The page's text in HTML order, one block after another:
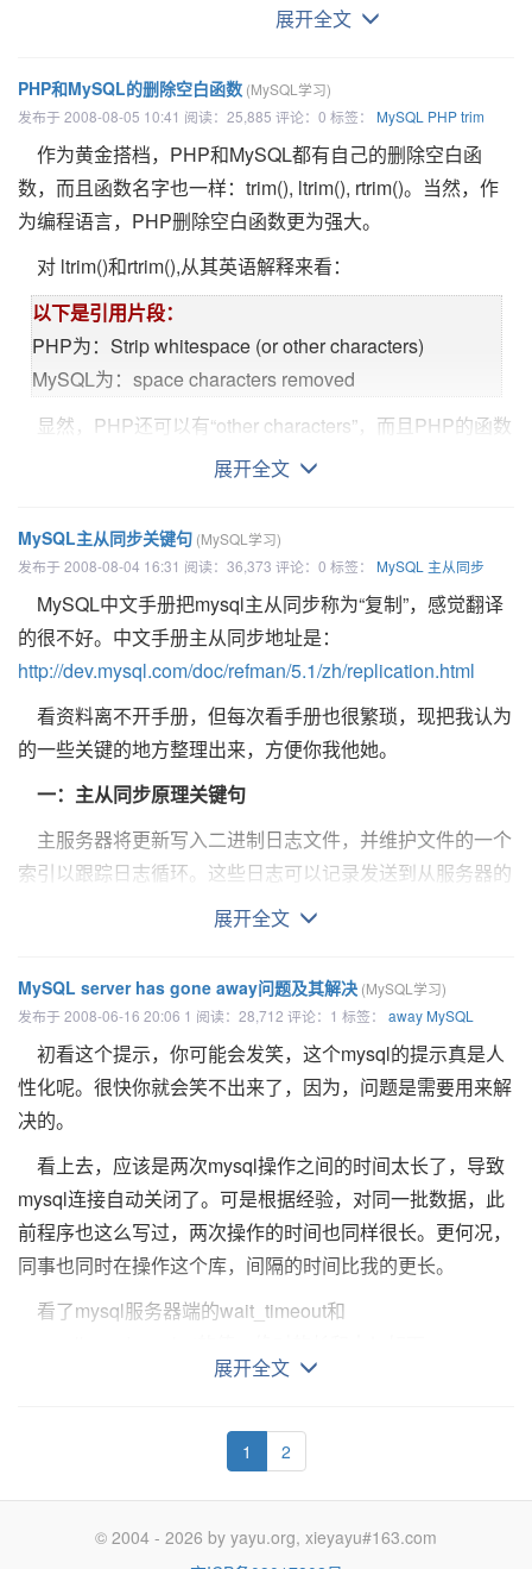
二：使用正则表达式的like子句
执行字符串表达式expr 和模式pat 的模式匹配。该模式
可以被延伸为正则表达式。正则表达式的语法在附录G：
MySQL正则表达式中有详细讨论。若expr匹配 pat，则返回
1;否则返回 。若expr或pat任意一个为NULL,
兼容性。
模式不需要为文字字符串。例如
可以被指定为一个字符
串表达式或表列。
注释：由于在字符串中，MySQL使用C转义语法(例如
使用。
以下是代码片段：
mysql>
SELECT 'Monty!' REGEXP 'm%y%%';
-> 0
mysql>SELECT 'Monty!' REGEXP '.*';
-> 1
mysql>SELECT 'new*\n*line' REGEXP 'new\\*.\\*line';
mysql>SELECT 'a' REGEXP 'A', 'a' REGEXP
mysql>SELECT 'a' REGEXP '^[a-d]';
-> 1
在确定字符类型时，REGEXP 和 RLIKE使用当前字符
集(默认为cp1252 Latin1 )。警告：这些操作符不支持多字
节字元。
三：使用函数：STRCMP
STRCMP(expr1,expr2)
若所有的字符串均相同，则返回0；若根据当前分类次
序，第一个参数小于第二个，则返回-1
mysql>SELECT STRCMP('text2', 'text');
-> 1
之后的pos位被字符串newstr取代；
C：如果因len超出余后的长度，则位置pos之后（含第pos
全被取代；
D：如果pos为负数，返回str；
E：如果len为负数，则情同len超出余后的长度，这和php
substr之类的函数不一样。
以下是代码片段：
mysql> SELECT INSERT('Quadratic', 3, 4, 'What');
-> 'QuWhattic'
mysql> SELECT INSERT('Quadratic', -1, 4, 'What');
-> 'Quadratic'
mysql> SELECT INSERT('Quadratic', 3, 100, 'What');
这个函数支持多字节字元。
3：进制转换函数
CONV(N,from_base,to_base)
不同数基间转换数字。返回值为数字的N字符串表示，由
from_base基转化为 to_base 基。如有任意一个参数为NULL
个整数或字符串。最小基数为 2 ，而最大基数则为 36。 If
是一个负数，则 N 被看作一个带符号数。否则， N 被看作无
数。 CONV() 的运行精确度为 64比特。
mysql> SELECT CONV('a',16,2);
-> '1010'
mysql> SELECT CONV('6E',18,8);
-> '172'
-> '-H'
mysql> SELECT CONV(10+'10'+'10'+0xa,10,10);
-> '40'
请看PHP的：
36 之间（包括 2 和 36）。高于十进制的数字用字母 a-z 表示
CURRENT_TIMESTAMP子句，列默认为0并自动更新。
5： 如果有一个常量值DEFAULT，该列会有一个默认值，
而且不会自动初始化为当前时间戳。如果该列还有一个ON
UPDATE CURRENT_TIMESTAMP子句，这个时间戳会自动
更新，否则该列有一个默认的常量但不会自动更新。
换句话说，你可以使用当前的时间戳去初始化值和自动更
新，或者是其中之一，也可以都不是。（比如，你在定义的时
候可以指定自动更新，但并不初始化。）下面的字段定义说明
了这些情况：
以下是代码片段：
只自动初始化:
ts TIMESTAMP DEFAULT CURRENT_TIMESTAMP
只自动更新
ts TIMESTAMP DEFAULT 0 ON UPDATE
CURRENT_TIMESTAMP
只是给一个常量（注：0000-00-00 00:00:00）
ts TIMESTAMP DEFAULT 0
-----------------------------------翻译结束--------------------------------
为，一个表有多个timestamp列的话，定义起来是不一样的。
比如上面的第二条：“如果不使用DEFAULT或ON UPDATE
子句，那么它等同于DEFAULT CURRENT_TIMESTAMP ON
UPDATE CURRENT_TIMESTAMP。”如果是第二个
timestamp列就不一样了，请看：
以下是代码片段：
CREATE TABLE `test` (
`ww` VARCHAR( 9 ) NOT NULL ,
`t1` TIMESTAMP NOT NULL DEFAULT
CURRENT_TIMESTAMP ,
`t2` TIMESTAMP NOT NULL
) ENGINE = MYISAM
`ww` VARCHAR( 9 ) NOT NULL ,
mysql> SELECT CASE 1 WHEN 1 THEN 'one'
-> WHEN 2 THEN 'two' ELSE 'more' END;
-> 'one'
mysql> SELECT CASE WHEN 1>0 THEN 'true' ELSE
'false' END;
-> 'true'
mysql> SELECT CASE BINARY 'B'
-> WHEN 'a' THEN 1 WHEN 'b' THEN 2 END;
-> NULL
2：类似PHP的三元表达式 ：
IF(expr1,expr2,expr3)
则 IF()的返回值为expr2; 否则返回值则为 expr3。IF() 的返
回值为数字值或字符串值，具体情况视其所在语境而定。
我们熟悉的三元表达式到mysql中就成这个小样了，原谅
它吧，毕竟数据库的根本还是存储数据的。让我们瞧瞧它的
以下是代码片段：
mysql> SELECT IF(1>2,2,3);
mysql> SELECT IF(1<2,'yes ','no');
关于这个类三元表达式的返回值是个有趣的话题：
“如果expr2 或expr3中只有一个明确是 NULL，则IF() 函
数的结果类型为非NULL表达式的结果类型。”这句话不太好
懂。 来看看下面这句：
“expr1 作为一个整数值进行计算，就是说，假如你正在验
证浮点值或字符串值， 那么应该使用比较运算进行检验。 ”
还是看看例子比较好理解：
在所示的第一个例子中，IF(0.1)的返回值为0，原因是 0.1
被转化为整数值，从而引起一个对 IF(0)的检验。这或许不
是你想要的情况。在第二个例子中，比较检验了原始浮点
数自变量周围允许有空格出现。
使服务器接受函数名后的空格。 个人客户端程序可通过选择
mysql_real_connect()的CLIENT_IGNORE_SPACE 实现这
上两种情况中， 所有的函数名都成为保留字。请参见5.3.2节
器模式”.
以下是引用片段：
若有一个或两个参数为 NULL，除非NULL-safe <=> 等算符
算的结果为NULL。
若同一个比较运算中的两个参数都是字符串，则按照字符
较。
若两个参数均为整数，则按照整数进行比较。
十六进制值在不需要作为数字进行比较时，则按照二进制
处理。
假如参数中的一个为 TIMESTAMP 或 DATETIME 列，而其
常数， 则在进行比较前将常数转为 timestamp。这样做的
使ODBC的进行更加顺利。 注意，这不适合IN()中的参数!
靠，在进行对比时通常使用完整的 datetime/date/time字符
在其它情况下，参数作为浮点数进行比较。
在默认状态下，字符串比较不区分大小写，并使用现有字
cp1252 Latin1，同时对英语也适合)。
为了进行比较，可使用CAST()函数将某个值转为另外一种
CONVERT()将字符串值转为不同的字符集
中的索引进行快速查找。假如str_col 是一个编入索引的字符
下语句中，索引不能执行查找功能：
以下是代码片段：
SELECT * FROM tbl_name WHERE str_col=1;
其原因是许多不同的字符串都可被转换为数值 1: '1'、 ' 1'
以下记录一些我没见过或不熟悉的操作符：
IS boolean_value IS NOT boolean_value
或UNKNOWN。
mysql> SELECT 1 IS NOT UNKNOWN, 0 IS NOT
IS NOT UNKNOWN;
-> 1, 1, 0
展开全文
PHP和MySQL的删除空白函数 (MySQL学习)
发布于 2008-08-05 10:41 阅读：25,885 评论：0 标签： MySQL PHPtrim
作为黄金搭档，PHP和MySQL都有自己的删除空白函
数，而且函数名字也一样：trim(), ltrim(), rtrim()。当然，作
为编程语言，PHP删除空白函数更为强大。
对 ltrim()和rtrim(),从其英语解释来看：
以下是引用片段：
PHP为：Strip whitespace (or other characters)
MySQL为：space characters removed
显然，PHP还可以有“other characters”，而且PHP的函数
还可以用第二个参数自定义要删除的字符。
以下是引用片段：
)), an ordinary space.
"\t" (ASCII9(0x09)), a tab.
"\n" (ASCII10(0x0A)), a new line (line feed).
"\r" (ASCII13(0x0D)), a carriage return.
"\0" (ASCII0(0x00)), theNUL-byte.
"\x0B" (ASCII11(0x0B)), a vertical tab.
不过，MySQL的trim()函数也增加了对其他字符的删除。
具体请见下面从手册上摘抄的解释。
= = = = = = = = = = = = = 方便阅读的分隔线 = = = = = = = = =
= = = = = = =
LTRIM(str)
Returns the string str with leading space characters
removed.
以下是代码片段：
mysql> SELECT LTRIM(' barbar');
-> 'barbar'
This function is multi-byte safe.
RTRIM(str)
Returns the string str with trailing space characters
mysql> SELECT RTRIM('barbar ');
-> 'barbar'
展开全文
MySQL主从同步关键句 (MySQL学习)
发布于 2008-08-04 16:31 阅读：36,373 评论：0 标签： MySQL 主从同步
MySQL中文手册把mysql主从同步称为“复制”，感觉翻译
的很不好。中文手册主从同步地址是：
http://dev.mysql.com/doc/refman/5.1/zh/replication.html
看资料离不开手册，但每次看手册也很繁琐，现把我认为
的一些关键的地方整理出来，方便你我他她。
一：主从同步原理关键句
主服务器将更新写入二进制日志文件，并维护文件的一个
索引以跟踪日志循环。这些日志可以记录发送到从服务器的
更新。当一个从服务器连接主服务器时，它通知主服务器从
接收从那时起发生的任何更新，然后封锁并等待主服务器通
知新的更新。
MySQL复制基于主服务器在二进制日志中跟踪所有对数
据库的更改(更新、删除等等)。因此，要进行复制，必须在
主服务器上启用二进制日志。
每个从服务器从主服务器接收主服务器已经记录到其二进
制日志的保存的更新，以便从服务器可以对其数据拷贝执行
相同的更新。
从服务器设置为复制主服务器的数据后，它连接主服务器
并等待更新过程。如果主服务器失败，或者从服务器失去与
能够继续帧听更新。由--master-connect-retry选项控制重试
每个从服务器跟踪复制时间。主服务器不知道有多少个从
二：主从同步的过程
展开全文
MySQL server has gone away问题及其解决 (MySQL学习)
发布于 2008-06-16 20:06 1 阅读：28,712 评论：1 标签： away MySQL
初看这个提示，你可能会发笑，这个mysql的提示真是人
性化呢。很快你就会笑不出来了，因为，问题是需要用来解
决的。
看上去，应该是两次mysql操作之间的时间太长了，导致
mysql连接自动关闭了。可是根据经验，对同一批数据，此
前程序也这么写过，两次操作的时间也同样很长。更何况，
同事也同时在操作这个库，间隔的时间比我的更长。
看了mysql服务器端的wait_timeout和
| wait_timeout | 28800 |
展开全文
1 2
© 2004 - 2026 by yayu.org, xieyayu#163.com